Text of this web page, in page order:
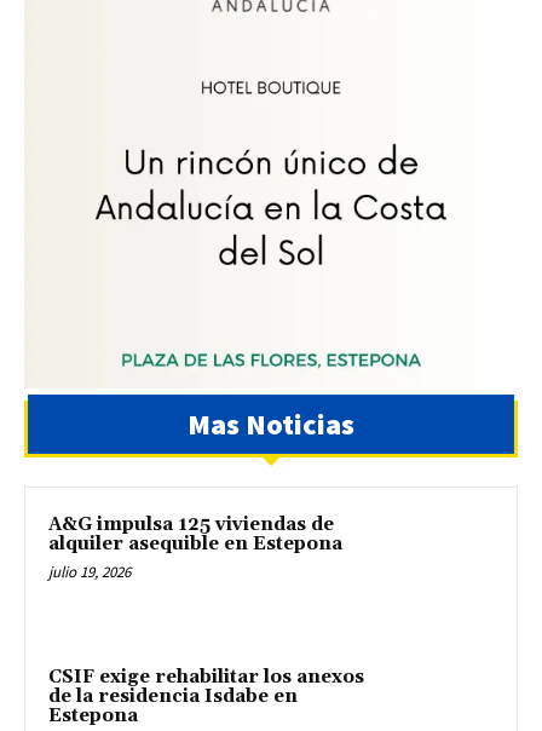
Mas Noticias
A&G impulsa 125 viviendas de
alquiler asequible en Estepona
julio 19, 2026
CSIF exige rehabilitar los anexos
de la residencia Isdabe en
Estepona